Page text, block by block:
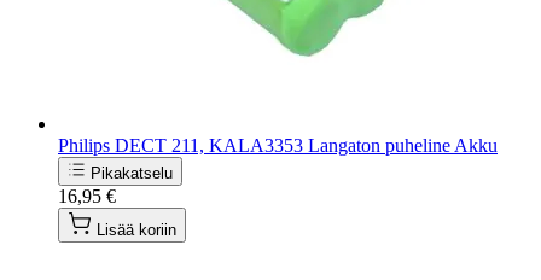
Philips DECT 211, KALA3353 Langaton puheline Akku
Pikakatselu
16,95 €
Lisää koriin